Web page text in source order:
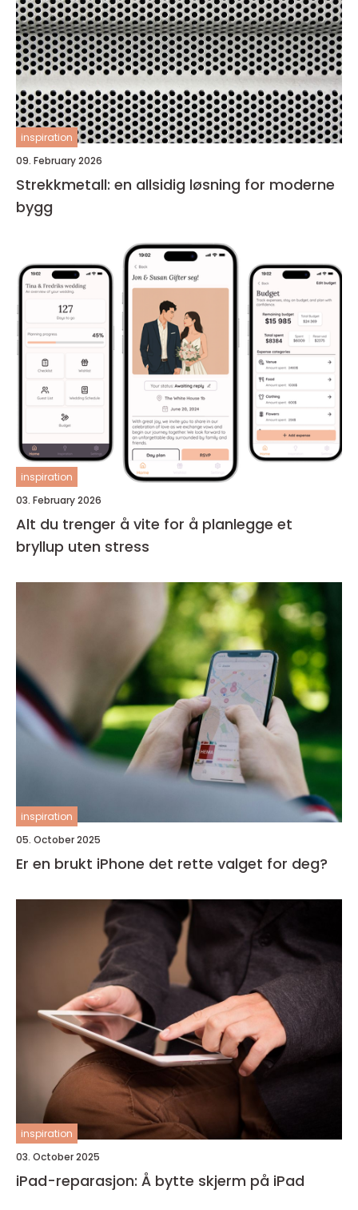
inspiration
09. February 2026
Strekkmetall: en allsidig løsning for moderne
bygg
inspiration
03. February 2026
Alt du trenger å vite for å planlegge et
bryllup uten stress
inspiration
05. October 2025
Er en brukt iPhone det rette valget for deg?
inspiration
03. October 2025
iPad-reparasjon: Å bytte skjerm på iPad